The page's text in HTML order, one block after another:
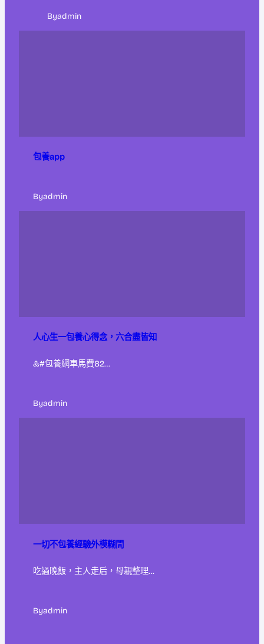
Byadmin
包養app
Byadmin
人心生一包養心得念，六合盡皆知
&#包養網車馬費82…
Byadmin
一切不包養經驗外模糊間
吃過晚飯，主人走后，母親整理…
Byadmin